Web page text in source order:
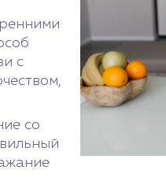
с
со